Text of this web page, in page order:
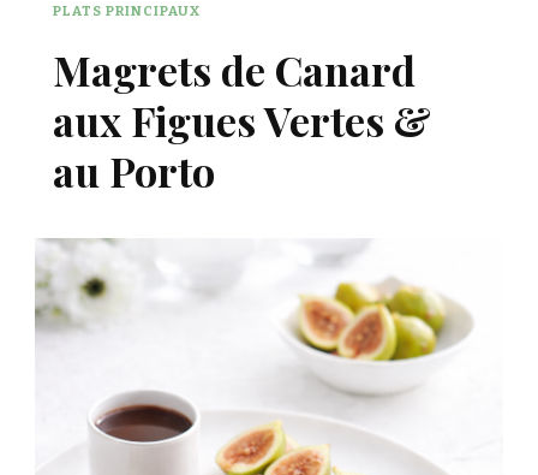
PLATS PRINCIPAUX
Magrets de Canard
aux Figues Vertes &
au Porto